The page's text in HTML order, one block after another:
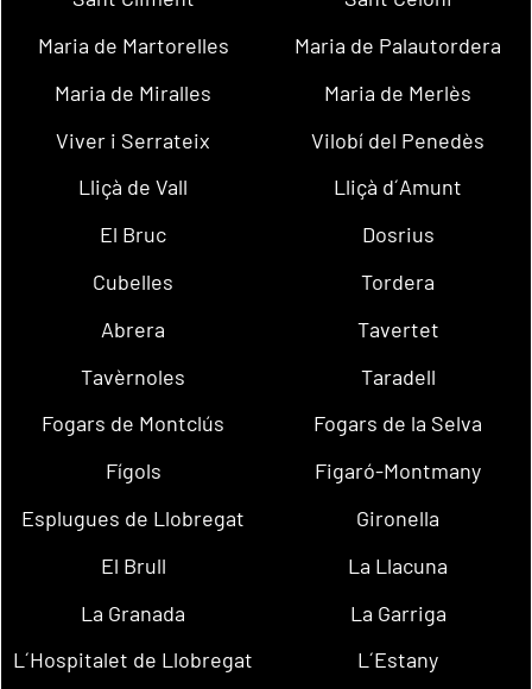
Maria de Martorelles
Maria de Palautordera
Maria de Miralles
Maria de Merlès
Viver i Serrateix
Vilobí del Penedès
Lliçà de Vall
Lliçà d´Amunt
El Bruc
Dosrius
Cubelles
Tordera
Abrera
Tavertet
Tavèrnoles
Taradell
Fogars de Montclús
Fogars de la Selva
Fígols
Figaró-Montmany
Esplugues de Llobregat
Gironella
El Brull
La Llacuna
La Granada
La Garriga
L´Hospitalet de Llobregat
L´Estany